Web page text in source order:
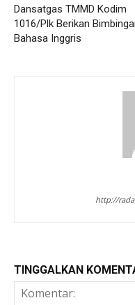
Dansatgas TMMD Kodim
1016/Plk Berikan
Bahasa Inggris
http://
TINGGALKAN